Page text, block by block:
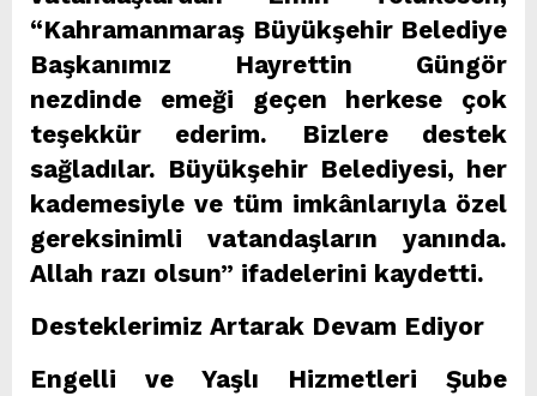
“Kahramanmaraş Büyükşehir Belediye
Başkanımız Hayrettin Güngör
nezdinde emeği geçen herkese çok
teşekkür ederim. Bizlere destek
sağladılar. Büyükşehir Belediyesi, her
kademesiyle ve tüm imkânlarıyla özel
gereksinimli vatandaşların yanında.
Allah razı olsun” ifadelerini kaydetti.
Desteklerimiz Artarak Devam Ediyor
Engelli ve Yaşlı Hizmetleri Şube